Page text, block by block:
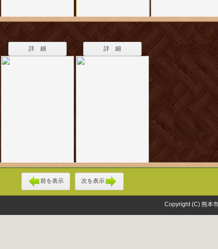
詳 細 詳 細
前を表示 次を表示
Copyright (C) 熊本